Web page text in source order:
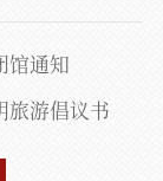
馆通知
旅游倡议书